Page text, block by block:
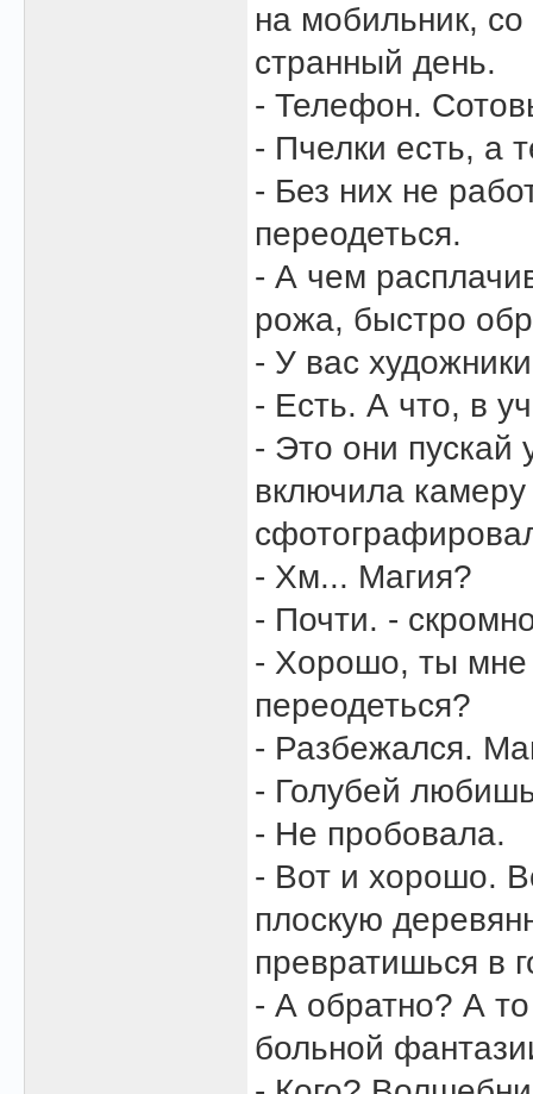
на мобильник, со
странный день.
- Телефон.
- Пчелки есть, а
- Без них не
переодеться.
- А чем
рожа, быстро
- У вас
- Есть. А что, в
- Это они пускай
включила
- Хм... Магия?
- Почти. -
- Хорошо, ты мне
переодеться?
- Разбежался.
- Голубей
- Не пробовала.
- Вот и хорошо.
плоскую
превратишься в
- А обратно? А
больной